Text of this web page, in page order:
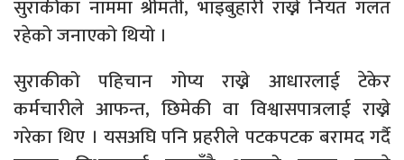
सुराकीका नाममा श्रीमती, भाइबुहारी राख्ने नियत गलत
रहेको जनाएको थियो ।
सुराकीको पहिचान गोप्य राख्ने आधारलाई टेकेर
कर्मचारीले आफन्त, छिमेकी वा विश्वासपात्रलाई राख्ने
गरेका थिए । यसअघि पनि प्रहरीले पटकपटक बरामद गर्दै